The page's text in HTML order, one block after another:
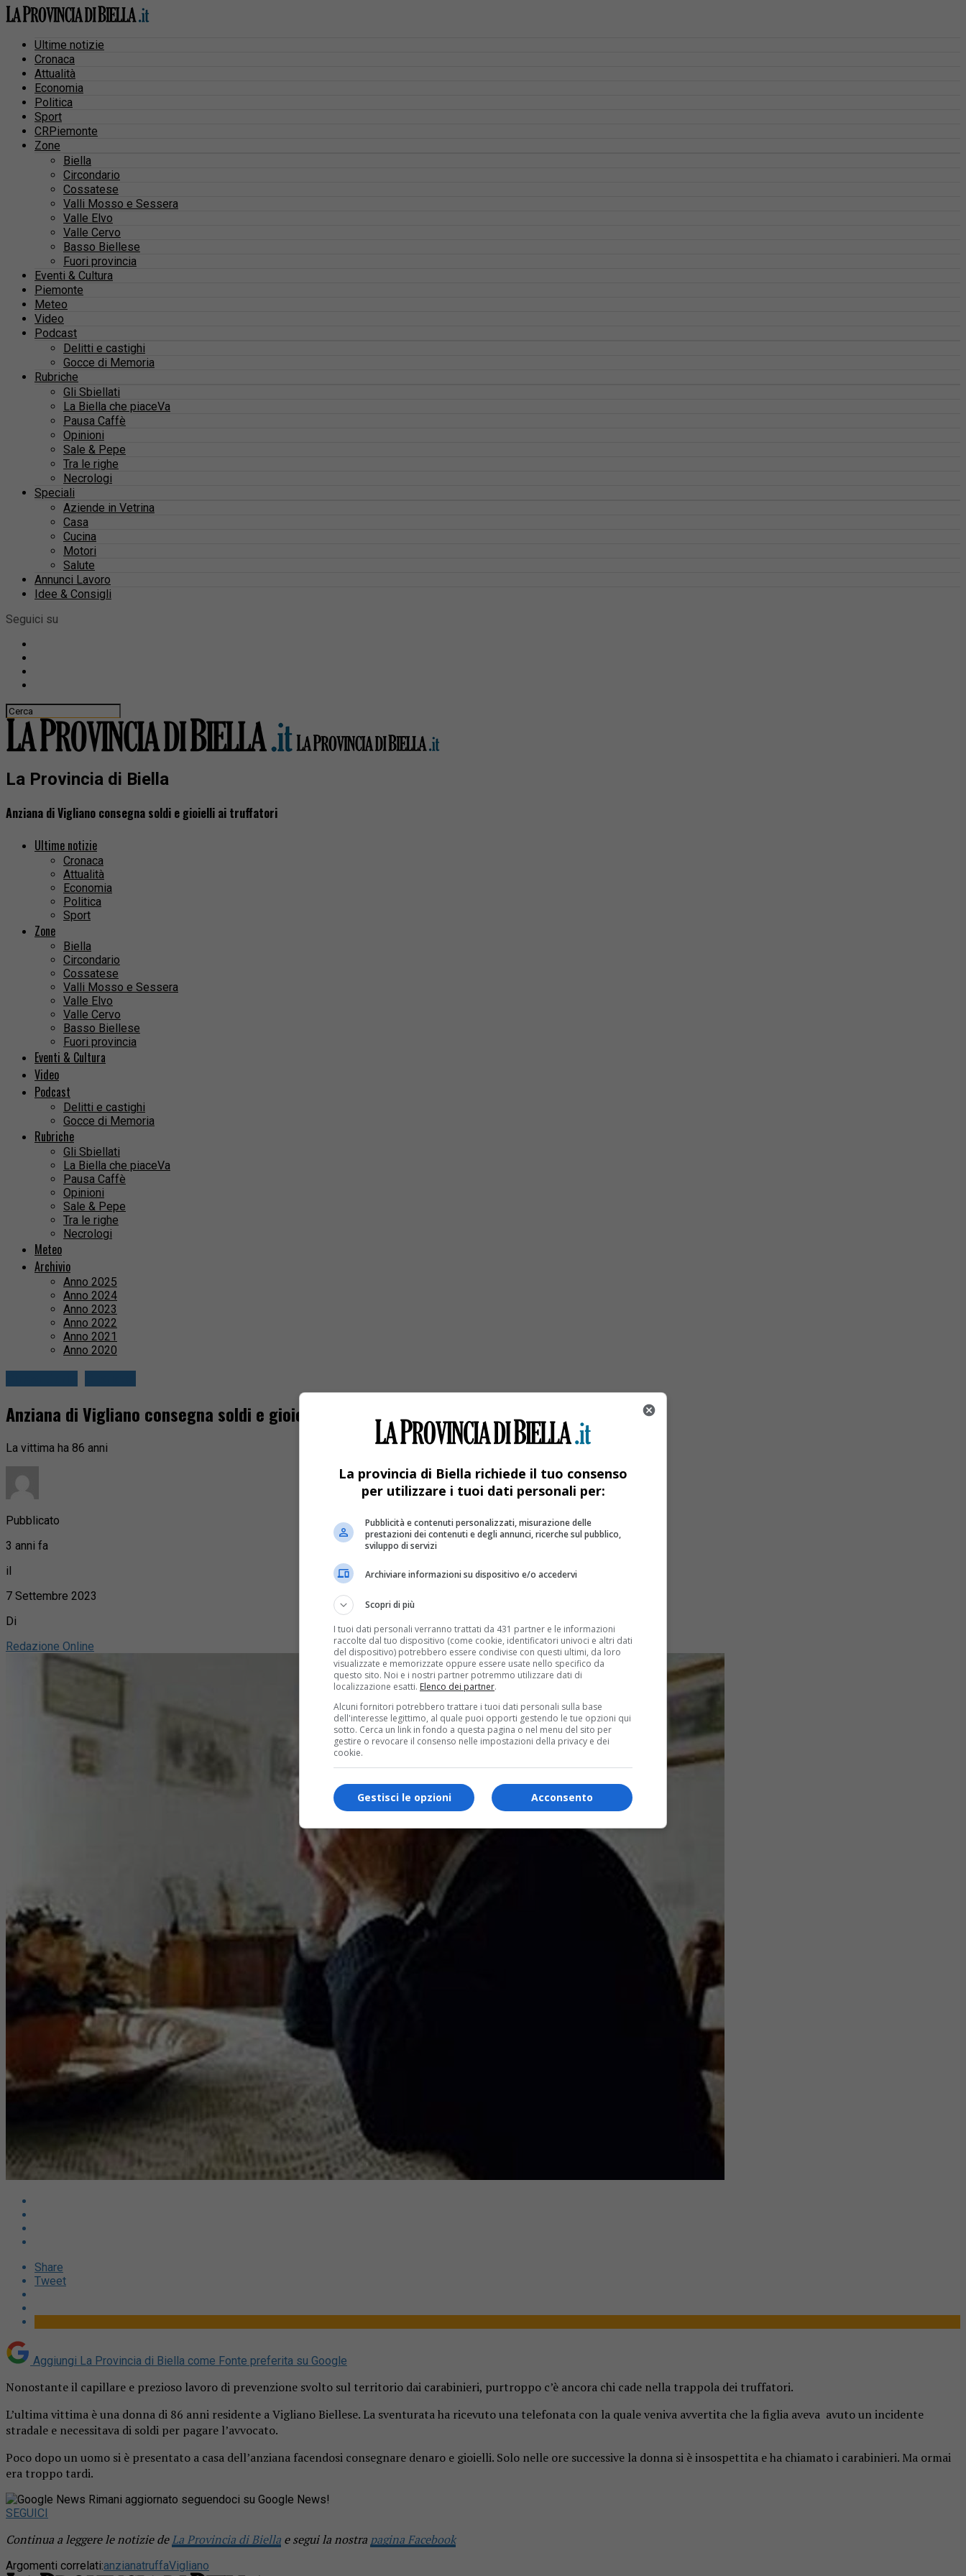
Ultime notizie
Cronaca
Attualità
Economia
Politica
Sport
CRPiemonte
Zone
Biella
Circondario
Cossatese
Valli Mosso e Sessera
Valle Elvo
Valle Cervo
Basso Biellese
Fuori provincia
Eventi & Cultura
Piemonte
Meteo
Video
Podcast
Delitti e castighi
Gocce di Memoria
Rubriche
Gli Sbiellati
La Biella che piaceVa
Pausa Caffè
Opinioni
Sale & Pepe
Tra le righe
Necrologi
Speciali
Aziende in Vetrina
Casa
Cucina
Motori
Salute
Annunci Lavoro
Idee & Consigli
Seguici su
La Provincia di Biella
Anziana di Vigliano consegna soldi e gioielli ai truffatori
Ultime notizie
Cronaca
Attualità
Economia
Politica
Sport
Zone
Biella
Circondario
Cossatese
Valli Mosso e Sessera
Valle Elvo
Valle Cervo
Basso Biellese
Fuori provincia
Eventi & Cultura
Video
Podcast
Delitti e castighi
Gocce di Memoria
Rubriche
Gli Sbiellati
La Biella che piaceVa
Pausa Caffè
Opinioni
Sale & Pepe
Tra le righe
Necrologi
Meteo
Archivio
Anno 2025
Anno 2024
Anno 2023
Anno 2022
Anno 2021
Anno 2020
Anziana di Vigliano consegna soldi e gioielli ai truffatori
La vittima ha 86 anni
Pubblicato
3 anni fa
il
7 Settembre 2023
Di
Redazione Online
Share
Tweet
Aggiungi La Provincia di Biella come Fonte preferita su Google
Nonostante il capillare e prezioso lavoro di prevenzione svolto sul territorio dai carabinieri, purtroppo c’è ancora chi cade nella trappola dei truffatori.
L’ultima vittima è una donna di 86 anni residente a Vigliano Biellese. La sventurata ha ricevuto una telefonata con la quale veniva avvertita che la figlia aveva avuto un incidente
stradale e necessitava di soldi per pagare l’avvocato.
Poco dopo un uomo si è presentato a casa dell’anziana facendosi consegnare denaro e gioielli. Solo nelle ore successive la donna si è insospettita e ha chiamato i carabinieri. Ma ormai
era troppo tardi.
Rimani aggiornato seguendoci su Google News!
SEGUICI
Continua a leggere le notizie deLa Provincia di Biella e segui la nostra pagina Facebook
Argomenti correlati:anzianatruffaVigliano
La provincia di Biella richiede il tuo consenso
per utilizzare i tuoi dati personali per:
Pubblicità e contenuti personalizzati, misurazione delle
prestazioni dei contenuti e degli annunci, ricerche sul pubblico,
sviluppo di servizi
Archiviare informazioni su dispositivo e/o accedervi
Scopri di più
I tuoi dati personali verranno trattati da 431 partner e le informazioni
raccolte dal tuo dispositivo (come cookie, identificatori univoci e altri dati
del dispositivo) potrebbero essere condivise con questi ultimi, da loro
visualizzate e memorizzate oppure essere usate nello specifico da
questo sito. Noi e i nostri partner potremmo utilizzare dati di
localizzazione esatti. Elenco dei partner.
Alcuni fornitori potrebbero trattare i tuoi dati personali sulla base
dell'interesse legittimo, al quale puoi opporti gestendo le tue opzioni qui
sotto. Cerca un link in fondo a questa pagina o nel menu del sito per
gestire o revocare il consenso nelle impostazioni della privacy e dei
cookie.
Acconsento
Gestisci le opzioni